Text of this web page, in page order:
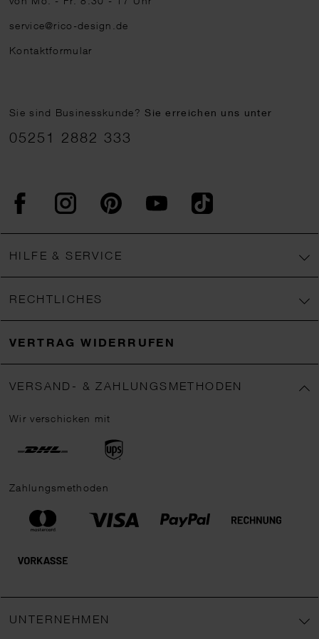
service@rico-design.de
Kontaktformular
Sie sind Businesskunde?Sie erreichen uns unter
05251 2882 333
FacebookInstagram PinterestYouTubeTikTok
HILFE & SERVICE
RECHTLICHES
VERTRAG WIDERRUFEN
VERSAND- & ZAHLUNGSMETHODEN
Wir verschicken mit
Zahlungsmethoden
UNTERNEHMEN